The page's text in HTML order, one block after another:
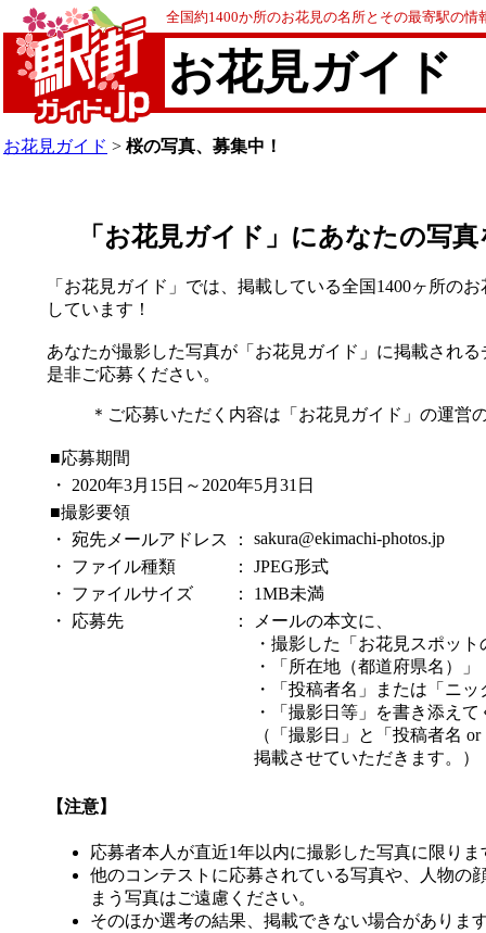
全国約1400か所のお花見の名所とその最寄駅の情
お花見ガイド
お花見ガイド > 桜の写真、募集中！
「お花見ガイド」にあなたの写
「お花見ガイド」では、掲載している全国1400ヶ所の
しています！
あなたが撮影した写真が「お花見ガイド」に掲載され
是非ご応募ください。
＊ご応募いただく内容は「お花見ガイド」の運営
■応募期間
・
2020年3月15日～2020年5月31日
■撮影要領
・ 宛先メールアドレス ：
sakura@ekimachi-photos.jp
・
ファイル種類 ：
JPEG形式
・
ファイルサイズ ：
1MB未満
・
応募先 ：
メールの本文に、
・撮影した「お花見スポット
・「所在地（都道府県名）」
・「投稿者名」または「ニ
・「撮影日等」を書き添え
（「撮影日」と「投稿者名
掲載させていただきます。）
【注意】
応募者本人が直近1年以内に撮影した写真に限りま
他のコンテストに応募されている写真や、人物の
まう写真はご遠慮ください。
そのほか選考の結果、掲載できない場合がありま